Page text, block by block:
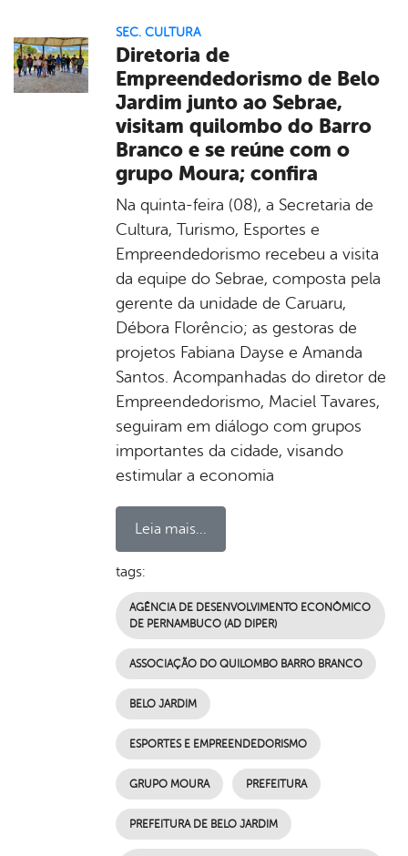
SEC. CULTURA
Diretoria de
Empreendedorismo de Belo
Jardim junto ao Sebrae,
visitam quilombo do Barro
Branco e se reúne com o
grupo Moura; confira
Na quinta-feira (08), a Secretaria de
Cultura, Turismo, Esportes e
Empreendedorismo recebeu a visita
da equipe do Sebrae, composta pela
gerente da unidade de Caruaru,
Débora Florêncio; as gestoras de
projetos Fabiana Dayse e Amanda
Santos. Acompanhadas do diretor de
Empreendedorismo, Maciel Tavares,
seguiram em diálogo com grupos
importantes da cidade, visando
estimular a economia
Leia mais...
tags:
AGÊNCIA DE DESENVOLVIMENTO ECONÔMICO
DE PERNAMBUCO (AD DIPER)
ASSOCIAÇÃO DO QUILOMBO BARRO BRANCO
BELO JARDIM
ESPORTES E EMPREENDEDORISMO
GRUPO MOURA PREFEITURA
PREFEITURA DE BELO JARDIM